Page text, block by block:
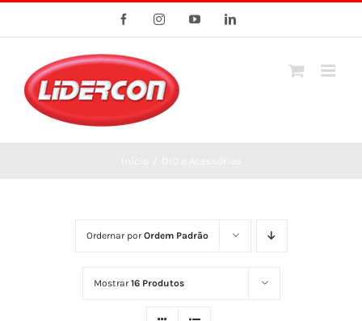
conteúdo
FacebookInstagramYouTubeLinkedIn
Ordernar porOrdem Padrão
Mostrar16 Produtos